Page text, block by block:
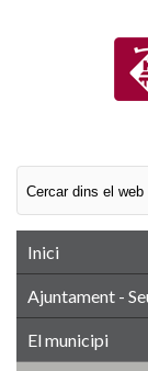
Inici
Ajuntament -
El municipi